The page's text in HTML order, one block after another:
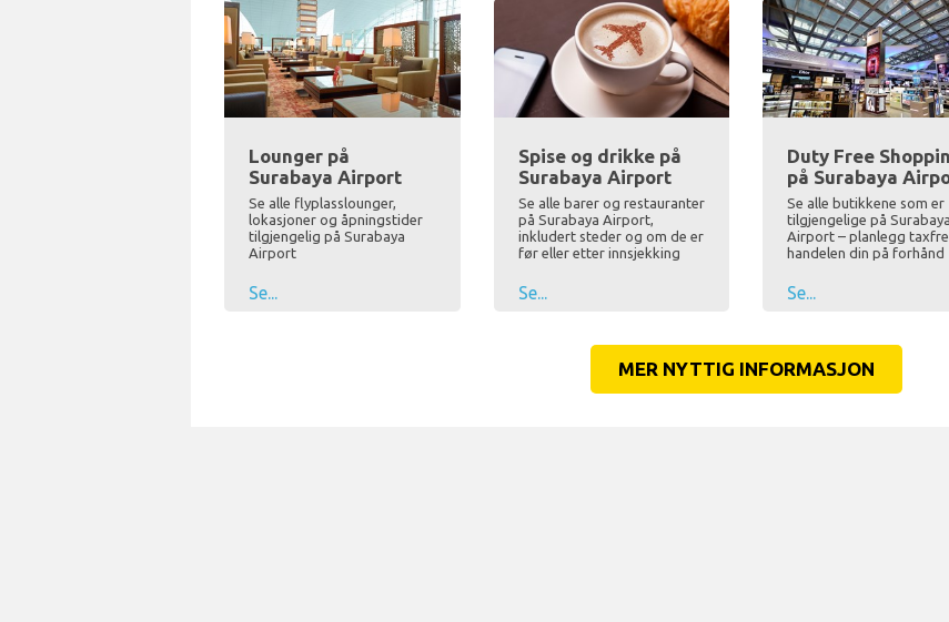
Lounger på
Surabaya Airport
Se alle flyplasslounger,
lokasjoner og åpningstider
tilgjengelig på Surabaya
Airport
Se...
Spise og drikke på
Surabaya Airport
Se alle barer og restauranter
på Surabaya Airport,
inkludert steder og om de er
før eller etter innsjekking
Se...
Duty Free
på Surabaya
Se alle butikkene som er
tilgjengelige på Surabaya
Airport – planlegg
handelen din på forhånd
Se...
MER NYTTIG INFORMASJON